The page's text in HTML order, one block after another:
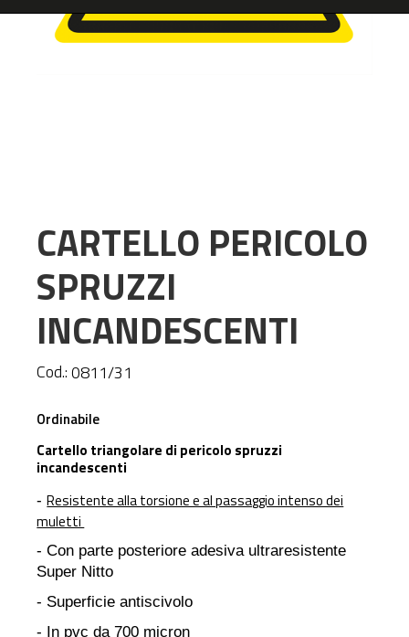
CARTELLO PERICOLO
SPRUZZI
INCANDESCENTI
Cod.:0811/31
Ordinabile
Cartello triangolare di pericolo spruzzi
incandescenti
-Resistente alla torsione e al passaggio intenso dei
muletti
- Con parte posteriore adesiva ultraresistente
Super Nitto
- Superficie antiscivolo
- In pvc da 700 micron